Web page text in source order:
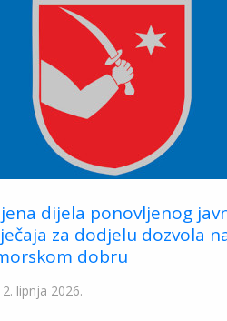
dijela ponovljenog
za dodjelu dozvola
dobru
lipnja 2026.